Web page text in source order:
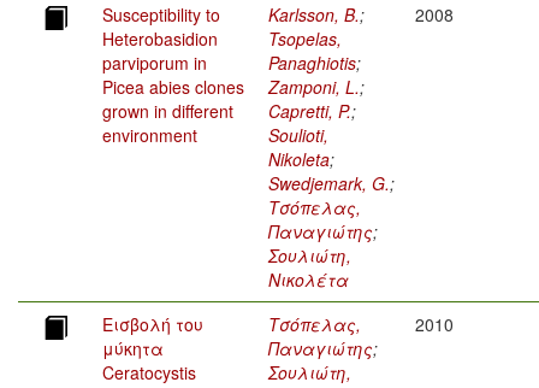
Susceptibility to
Heterobasidion
parviporum in
Picea abies clones
grown in different
environment
Karlsson, B.;
Tsopelas,
Panaghiotis;
Zamponi, L.;
Capretti, P.;
Soulioti,
Nikoleta;
Swedjemark, G.;
Τσόπελας,
Παναγιώτης;
Σουλιώτη,
Νικολέτα
2008
Εισβολή του
μύκητα
Ceratocystis
Τσόπελας,
Παναγιώτης;
Σουλιώτη,
2010